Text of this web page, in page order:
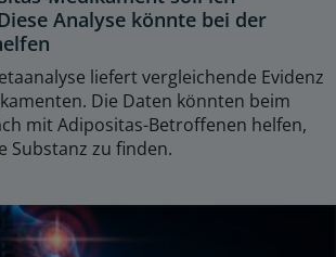
Analyse könnte bei der
liefert vergleichende Evidenz
Die Daten könnten beim
mit Adipositas-Betroffenen helfen,
Substanz zu finden.